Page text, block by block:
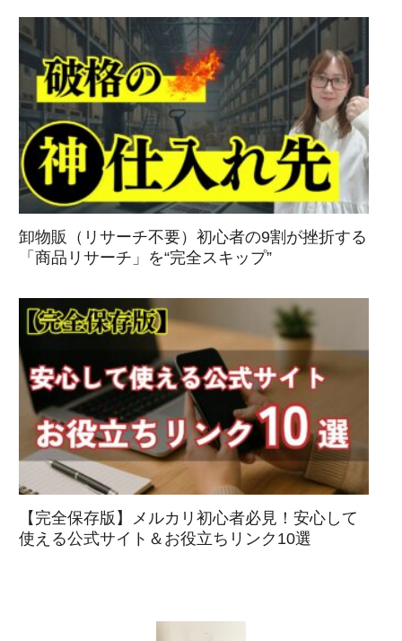
卸物販（リサーチ不要）初心者の9割が挫折する
「商品リサーチ」を“完全スキップ”
【完全保存版】メルカリ初心者必見！安心して
使える公式サイト＆お役立ちリンク10選